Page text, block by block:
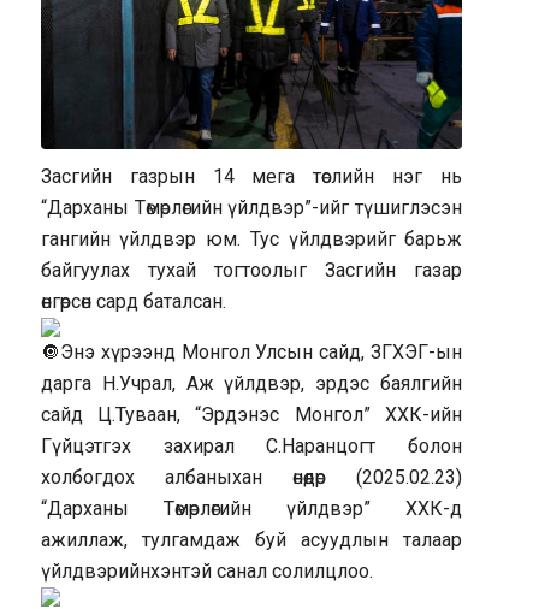
Засгийн газрын 14 мега төслийн нэг нь
“Дарханы Төмөрлөгийн үйлдвэр”-ийг түшиглэсэн
гангийн үйлдвэр юм. Тус үйлдвэрийг барьж
байгуулах тухай тогтоолыг Засгийн газар
өнгөрсөн сард баталсан.
Энэ хүрээнд Монгол Улсын сайд, ЗГХЭГ-ын
дарга Н.Учрал, Аж үйлдвэр, эрдэс баялгийн
сайд Ц.Туваан, “Эрдэнэс Монгол” ХХК-ийн
Гүйцэтгэх захирал С.Наранцогт болон
холбогдох албаныхан өнөөдөр (2025.02.23)
“Дарханы Төмөрлөгийн үйлдвэр” ХХК-д
ажиллаж, тулгамдаж буй асуудлын талаар
үйлдвэрийнхэнтэй санал солилцлоо.